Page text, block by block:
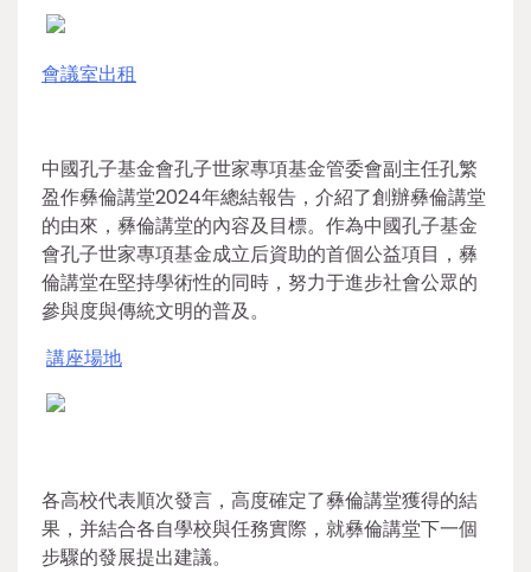
會議室出租
中國孔子基金會孔子世家專項基金管委會副主任孔繁
盈作彝倫講堂2024年總結報告，介紹了創辦彝倫講堂
的由來，彝倫講堂的內容及目標。作為中國孔子基金
會孔子世家專項基金成立后資助的首個公益項目，彝
倫講堂在堅持學術性的同時，努力于進步社會公眾的
參與度與傳統文明的普及。
講座場地
各高校代表順次發言，高度確定了彝倫講堂獲得的結
果，并結合各自學校與任務實際，就彝倫講堂下一個
步驟的發展提出建議。